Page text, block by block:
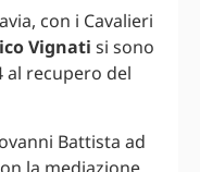
con i Cavalieri
Vignati si sono
al recupero del
Battista ad
la mediazione